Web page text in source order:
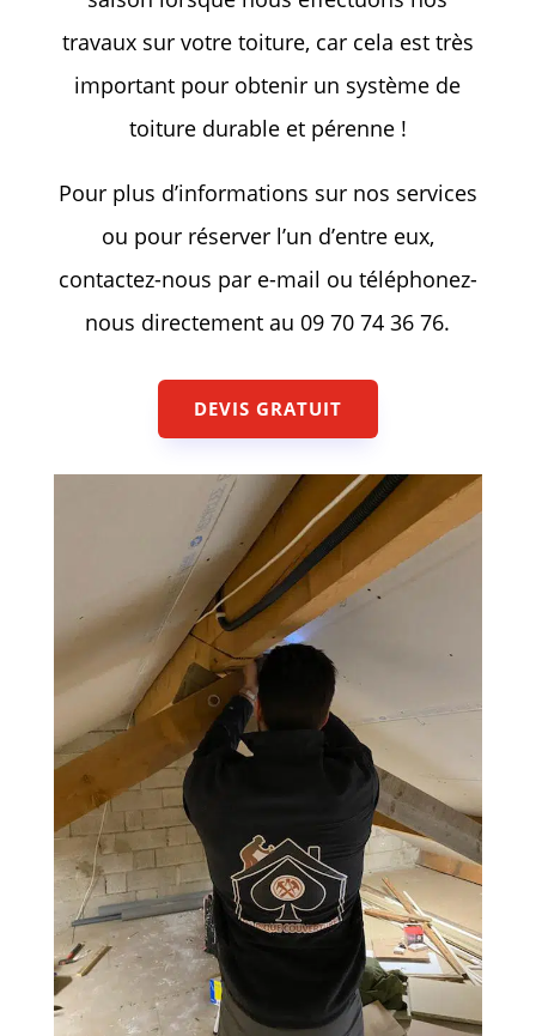
travaux sur votre toiture, car cela est très
important pour obtenir un système de
toiture durable et pérenne !
Pour plus d’informations sur nos services
ou pour réserver l’un d’entre eux,
contactez-nous par e-mail ou téléphonez-
nous directement au 09 70 74 36 76.
DEVIS GRATUIT